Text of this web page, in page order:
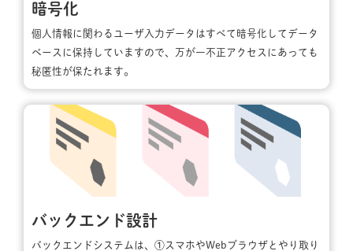
暗号化
個人情報に関わるユーザ入力データはすべて暗号化してデータ
ベースに保持していますので、万が一不正アクセスにあっても
秘匿性が保たれます。
バックエンド設計
バックエンドシステムは、①スマホやWebブラウザとやり取り